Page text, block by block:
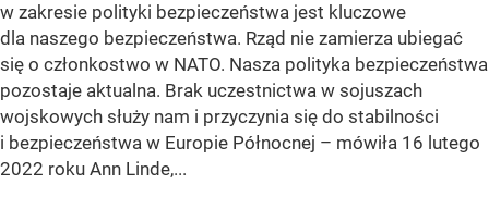
w zakresie polityki bezpieczeństwa jest kluczowe
dla naszego bezpieczeństwa. Rząd nie zamierza ubiegać
się o członkostwo w NATO. Nasza polityka bezpieczeństwa
pozostaje aktualna. Brak uczestnictwa w sojuszach
wojskowych służy nam i przyczynia się do stabilności
i bezpieczeństwa w Europie Północnej – mówiła 16 lutego
2022 roku Ann Linde,...